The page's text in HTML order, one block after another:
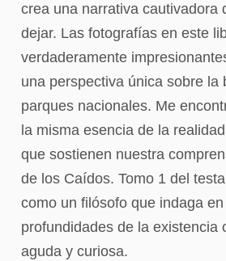
crea una narrativa cautivadora
dejar. Las fotografías en este
verdaderamente
una perspectiva única sobre la
parques nacionales. Me
la misma esencia de la
que sostienen nuestra
de los Caídos. Tomo 1 del
como un filósofo que indaga
profundidades de la existencia
aguda y curiosa.